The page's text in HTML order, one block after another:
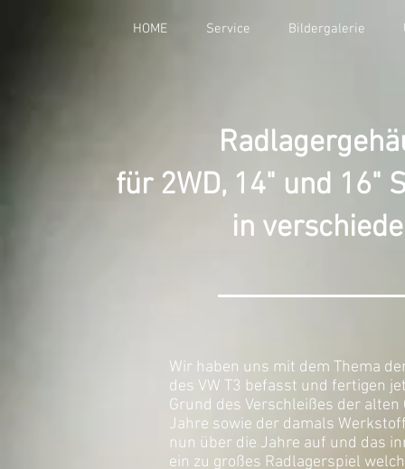
HOME Service Bildergalerie
für 2WD, 14" und
in
Wir haben uns mit dem Thema
des VW T3 befasst und fertigen
Grund des Verschleißes der
Jahre sowie der damals
nun über die Jahre auf und das
ein zu großes Radlagerspiel